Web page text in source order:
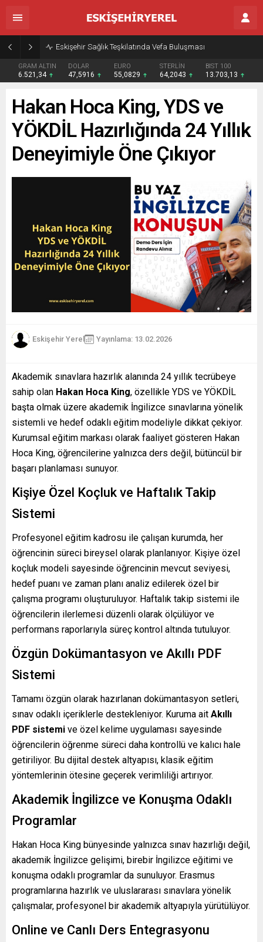
Eskişehir Sağlık Teşkilatında Vefa Buluşması
GRAM ALTIN
6.521,34
DOLAR
47,5916
EURO
55,0829
STERLİN
64,2043
BIST 100
13.703,13
Hakan Hoca King, YDS ve
YÖKDİL Hazırlığında 24 Yıllık
Deneyimiyle Öne Çıkıyor
Eskişehir Yerel Yayınlama: 13.02.2026
Akademik sınavlara hazırlık alanında 24 yıllık tecrübeye
sahip olan Hakan Hoca King, özellikle YDS ve YÖKDİL
başta olmak üzere akademik İngilizce sınavlarına yönelik
sistemli ve hedef odaklı eğitim modeliyle dikkat çekiyor.
Kurumsal eğitim markası olarak faaliyet gösteren Hakan
Hoca King, öğrencilerine yalnızca ders değil, bütüncül bir
başarı planlaması sunuyor.
Kişiye Özel Koçluk ve Haftalık Takip
Sistemi
Profesyonel eğitim kadrosu ile çalışan kurumda, her
öğrencinin süreci bireysel olarak planlanıyor. Kişiye özel
koçluk modeli sayesinde öğrencinin mevcut seviyesi,
hedef puanı ve zaman planı analiz edilerek özel bir
çalışma programı oluşturuluyor. Haftalık takip sistemi ile
öğrencilerin ilerlemesi düzenli olarak ölçülüyor ve
performans raporlarıyla süreç kontrol altında tutuluyor.
Özgün Dokümantasyon ve Akıllı PDF
Sistemi
Tamamı özgün olarak hazırlanan dokümantasyon setleri,
sınav odaklı içeriklerle destekleniyor. Kuruma ait Akıllı
PDF sistemi ve özel kelime uygulaması sayesinde
öğrencilerin öğrenme süreci daha kontrollü ve kalıcı hale
getiriliyor. Bu dijital destek altyapısı, klasik eğitim
yöntemlerinin ötesine geçerek verimliliği artırıyor.
Akademik İngilizce ve Konuşma Odaklı
Programlar
Hakan Hoca King bünyesinde yalnızca sınav hazırlığı değil,
akademik İngilizce gelişimi, birebir İngilizce eğitimi ve
konuşma odaklı programlar da sunuluyor. Erasmus
programlarına hazırlık ve uluslararası sınavlara yönelik
çalışmalar, profesyonel bir akademik altyapıyla yürütülüyor.
Online ve Canlı Ders Entegrasyonu